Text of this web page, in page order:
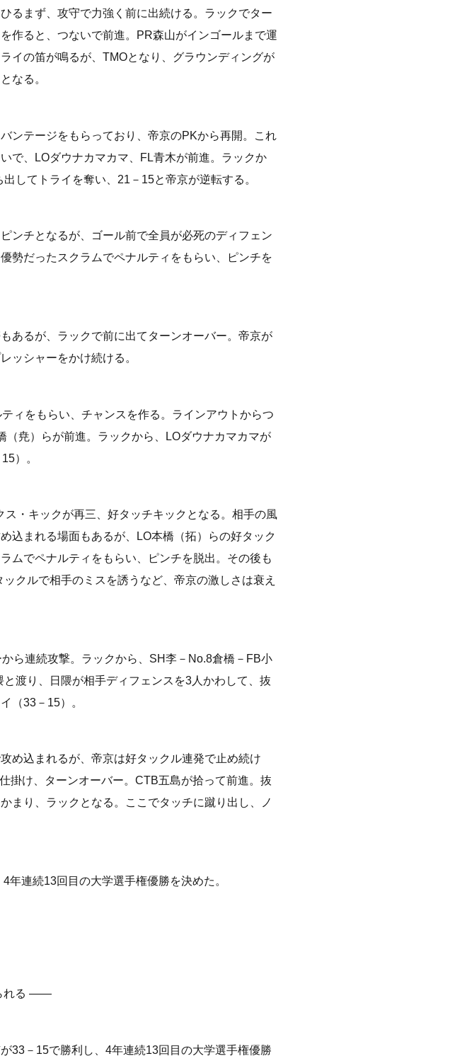
るまず、攻守で力強く前に出続ける。ラックでター
作ると、つないで前進。PR森山がインゴールまで運
イの笛が鳴るが、TMOとなり、グラウンディングが
なる。
ンテージをもらっており、帝京のPKから再開。これ
で、LOダウナカマカマ、FL青木が前進。ラックか
してトライを奪い、21－15と帝京が逆転する。
ンチとなるが、ゴール前で全員が必死のディフェン
勢だったスクラムでペナルティをもらい、ピンチを
あるが、ラックで前に出てターンオーバー。帝京が
ッシャーをかけ続ける。
ィをもらい、チャンスを作る。ラインアウトからつ
（尭）らが前進。ラックから、LOダウナカマカマが
）。
ス・キックが再三、好タッチキックとなる。相手の風
込まれる場面もあるが、LO本橋（拓）らの好タック
ムでペナルティをもらい、ピンチを脱出。その後も
クルで相手のミスを誘うなど、帝京の激しさは衰え
ら連続攻撃。ラックから、SH李－No.8倉橋－FB小
渡り、日隈が相手ディフェンスを3人かわして、抜
（33－15）。
め込まれるが、帝京は好タックル連発で止め続け
掛け、ターンオーバー。CTB五島が拾って前進。抜
まり、ラックとなる。ここでタッチに蹴り出し、ノ
年連続13回目の大学選手権優勝を決めた。
れる ――
33－15で勝利し、4年連続13回目の大学選手権優勝